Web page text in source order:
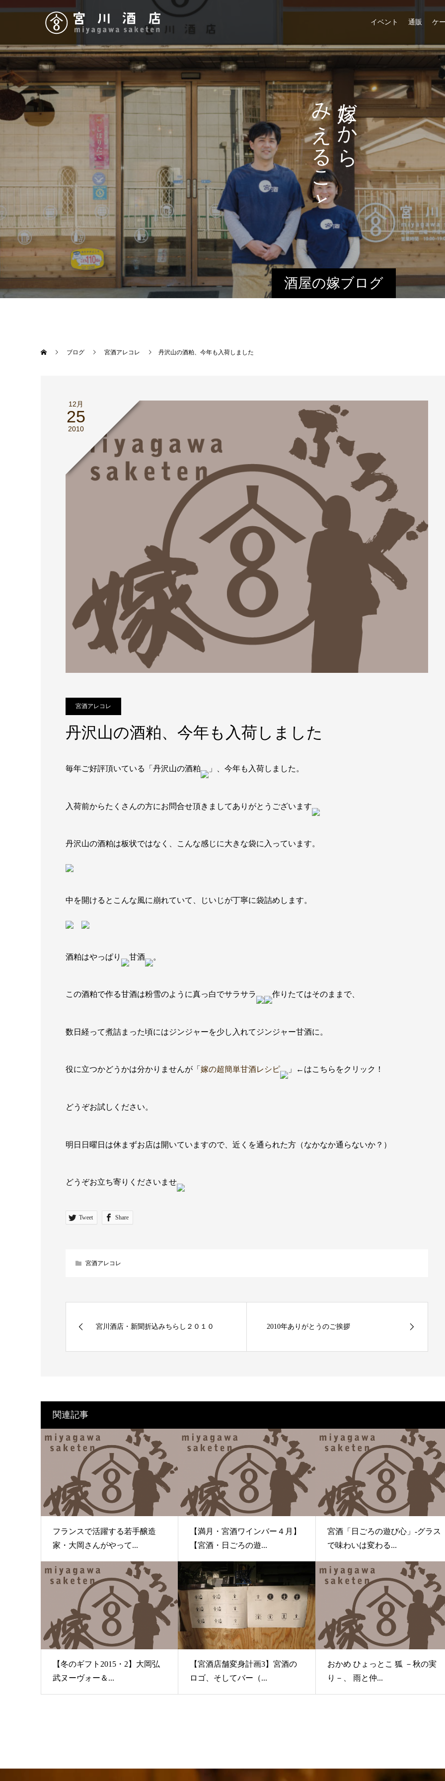
イベント 通販 ケ
酒屋の嫁ブログ
だ
か
ら
み
え
る
こ
と
だ
か
ら
た
の
し
ブログ 宮酒アレコレ 丹沢山の酒粕、今年も入荷しました
12月
25
2010
宮酒アレコレ
丹沢山の酒粕、今年も入荷しました
毎年ご好評頂いている「丹沢山の酒粕 」、今年も入荷しました。
入荷前からたくさんの方にお問合せ頂きましてありがとうございます
丹沢山の酒粕は板状ではなく、こんな感じに大きな袋に入っています。
中を開けるとこんな風に崩れていて、じいじが丁寧に袋詰めします。
酒粕はやっぱり 甘酒 。
この酒粕で作る甘酒は粉雪のように真っ白でサラサラ 作りたてはそのままで、
数日経って煮詰まった頃にはジンジャーを少し入れてジンジャー甘酒に。
役に立つかどうかは分かりませんが「 嫁の超簡単甘酒レシピ 」←はこちらをクリック！
どうぞお試しください。
明日日曜日は休まずお店は開いていますので、近くを通られた方（なかなか通らないか？）
どうぞお立ち寄りくださいませ
Tweet Share
宮酒アレコレ
宮川酒店・新聞折込みちらし２０１０ 2010年ありがとうのご挨拶
関連記事
フランスで活躍する若手醸造
家・大岡さんがやって...
【満月・宮酒ワインバー４月】
【宮酒・日ごろの遊...
宮酒「日ごろの遊び心」-グラス
で味わいは変わる...
【冬のギフト2015・2】大岡弘
武ヌーヴォー＆...
【宮酒店舗変身計画3】宮酒の
ロゴ、そしてバー（...
おかめ ひょっとこ 狐 －秋の実
り－、 雨と仲...